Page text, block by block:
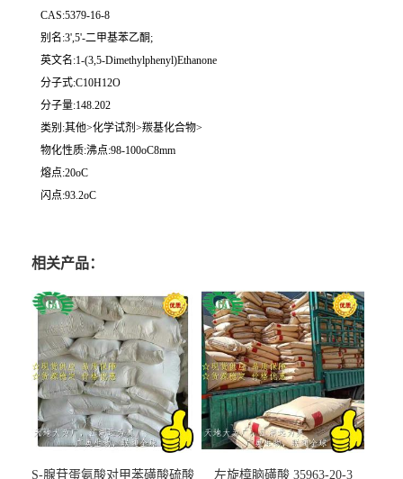
CAS:5379-16-8
别名:3',5'-二甲基苯乙酮;
英文名:1-(3,5-Dimethylphenyl)Ethanone
分子式:C10H12O
分子量:148.202
类别:其他>化学试剂>羰基化合物>
物化性质:沸点:98-100oC8mm
熔点:20oC
闪点:93.2oC
相关产品：
S-腺苷蛋氨酸对甲苯磺酸硫酸 左旋樟脑磺酸 35963-20-3